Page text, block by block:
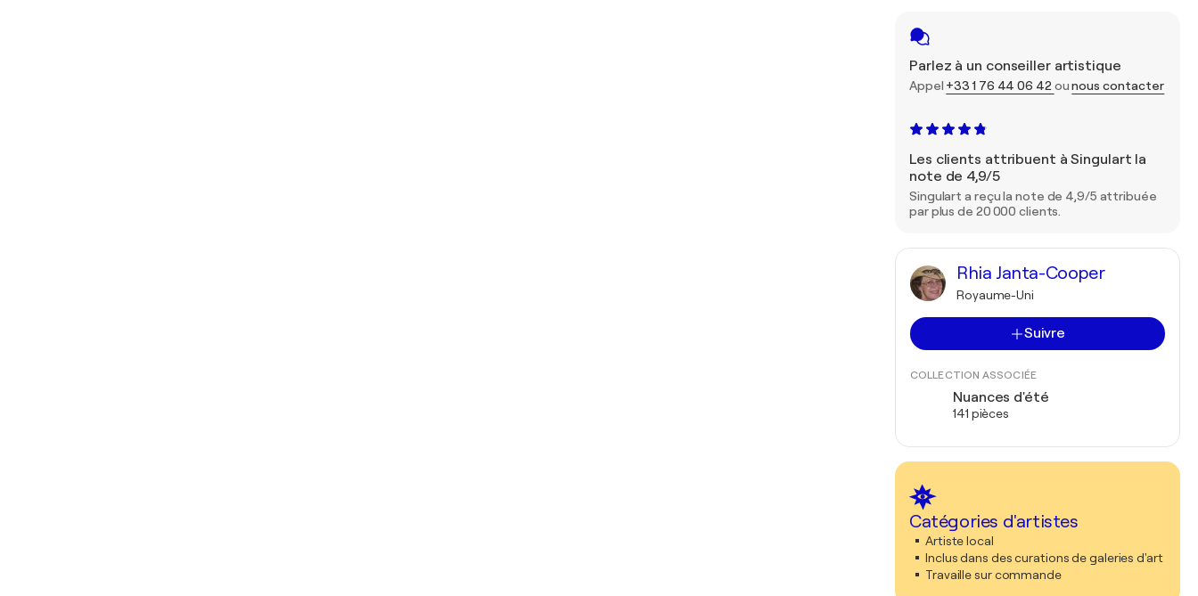
Parlez à un conseiller artistique
Appel +33 1 76 44 06 42 ounous contacter
Les clients attribuent à Singulart la
note de 4,9/5
Singulart a reçu la note de 4,9/5 attribuée
par plus de 20 000 clients.
Rhia Janta-Cooper
Royaume-Uni
Suivre
COLLECTION ASSOCIÉE
Nuances d'été
141 pièces
Catégories d'artistes
Artiste local
Inclus dans des curations de galeries d'art
Travaille sur commande